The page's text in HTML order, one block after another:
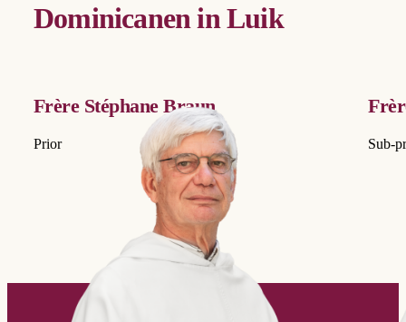
Dominicanen in Luik
Frère Stéphane Braun
Prior Sub-